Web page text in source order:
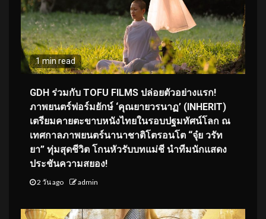
1 min read
GDH ร่วมกับ TOFU FILMS ปล่อยตัวอย่างแรก!
ภาพยนตร์ฟอร์มยักษ์ ‘คุณยายวรนาฏ’ (INHERIT)
เตรียมคายตะขาบหนังไทยในรอบปฐมทัศน์โลก ณ
เทศกาลภาพยนตร์นานาชาติโตรอนโต “จุ๋ย วรัท
ยา” ทุ่มสุดชีวิต โกนหัวรับบทแม่ชี นำทีมนักแสดง
ประชันความสยอง!
2 วัน ago admin